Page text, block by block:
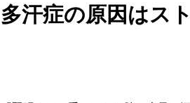
多汗症の原因はス